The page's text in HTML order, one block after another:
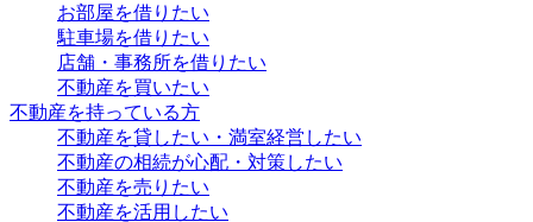
お部屋を借りたい
駐車場を借りたい
店舗・事務所を借りたい
不動産を買いたい
不動産を持っている方
不動産を貸したい・満室経営したい
不動産の相続が心配・対策したい
不動産を売りたい
不動産を活用したい